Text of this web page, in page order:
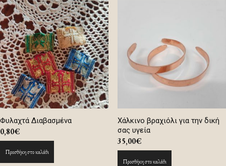
Φυλαχτά Διαβασμένα
0,80€
Προσθήκη στο καλάθι
Χάλκινο βραχιόλι για την δική
σας υγεία
35,00€
Προσθήκη στο καλάθι